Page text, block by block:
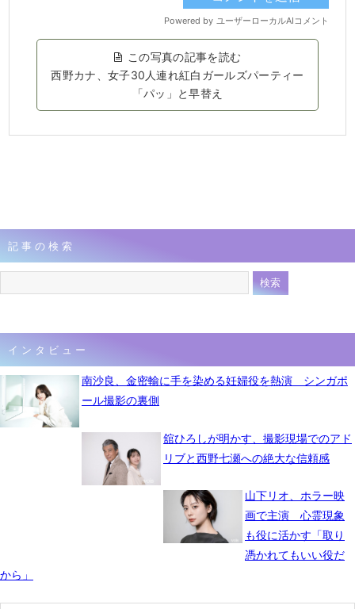
この写真の記事を読む
西野カナ、女子30人連れ紅白ガールズパーティー
「パッ」と早替え
記事の検索
インタビュー
南沙良、金密輸に手を染める妊婦役を熱演 シンガポ
ール撮影の裏側
舘ひろしが明かす、撮影現場でのアド
リブと西野七瀬への絶大な信頼感
山下リオ、ホラー映
画で主演 心霊現象
も役に活かす「取り
憑かれてもいい役だ
から」